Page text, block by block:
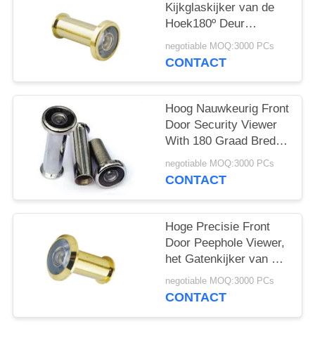
Kijkglaskijker van de
Hoek180º Deur
Gemakkelijke Materiaal
van de het Zinklegering
negotiable MOQ:3000 PCs
CONTACT
Hoog Nauwkeurig Front
Door Security Viewer
With 180 Graad Brede
Hoek
negotiable MOQ:3000 PCs
CONTACT
Hoge Precisie Front
Door Peephole Viewer,
het Gatenkijker van het
Deuroog
negotiable MOQ:3000 PCs
CONTACT